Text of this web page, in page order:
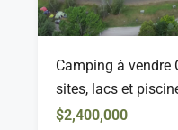
Camping à vendre
sites, lacs et
$2,400,000